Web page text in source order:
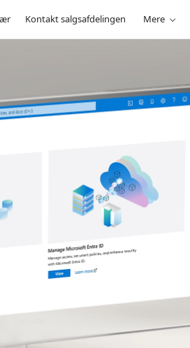
Kontakt salgsafdelingen Mere